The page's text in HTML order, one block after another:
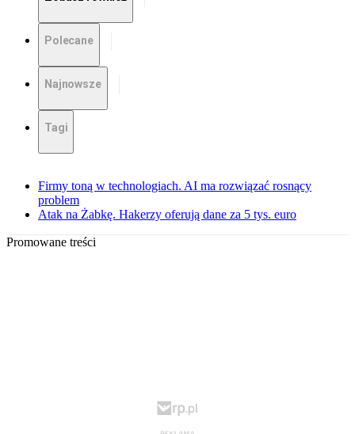
Polecane
Najnowsze
Tagi
Firmy toną w technologiach. AI ma rozwiązać rosnący
problem
Atak na Żabkę. Hakerzy oferują dane za 5 tys. euro
Promowane treści